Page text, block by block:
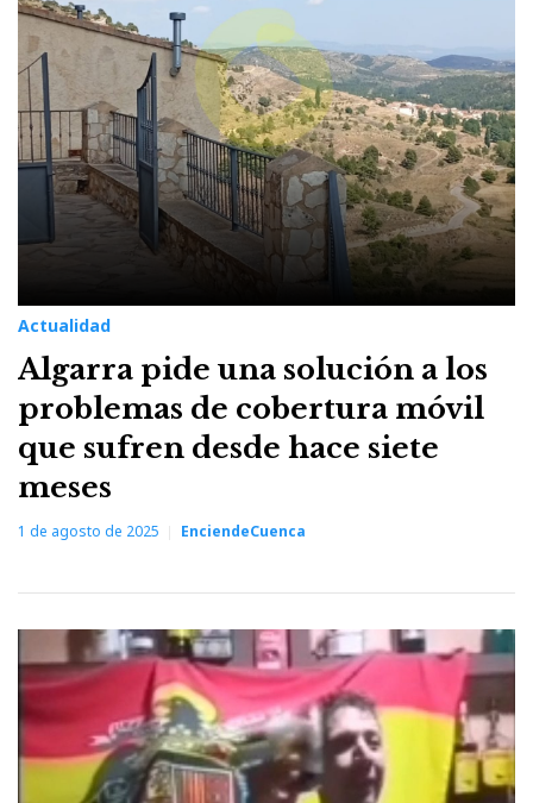
Actualidad
Algarra pide una solución a los
problemas de cobertura móvil
que sufren desde hace siete
meses
1 de agosto de 2025 EnciendeCuenca